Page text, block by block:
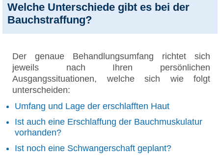
Welche Unterschiede gibt es bei der
Bauchstraffung?
Der genaue Behandlungsumfang richtet sich
jeweils nach Ihren persönlichen
Ausgangssituationen, welche sich wie folgt
unterscheiden:
Umfang und Lage der erschlafften Haut
Ist auch eine Erschlaffung der Bauchmuskulatur
vorhanden?
Ist noch eine Schwangerschaft geplant?